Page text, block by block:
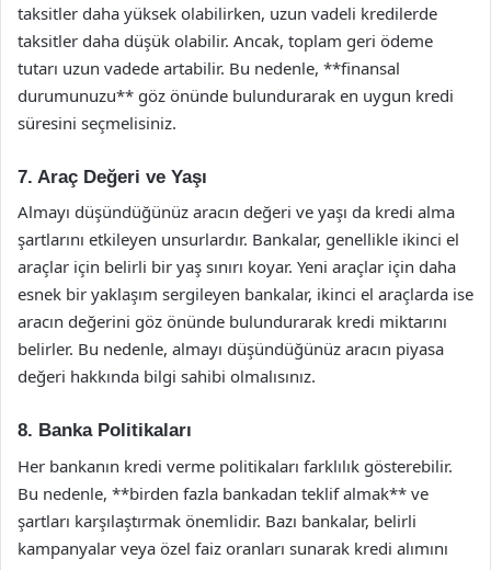
taksitler daha yüksek olabilirken, uzun vadeli kredilerde
taksitler daha düşük olabilir. Ancak, toplam geri ödeme
tutarı uzun vadede artabilir. Bu nedenle, **finansal
durumunuzu** göz önünde bulundurarak en uygun kredi
süresini seçmelisiniz.
7. Araç Değeri ve Yaşı
Almayı düşündüğünüz aracın değeri ve yaşı da kredi alma
şartlarını etkileyen unsurlardır. Bankalar, genellikle ikinci el
araçlar için belirli bir yaş sınırı koyar. Yeni araçlar için daha
esnek bir yaklaşım sergileyen bankalar, ikinci el araçlarda ise
aracın değerini göz önünde bulundurarak kredi miktarını
belirler. Bu nedenle, almayı düşündüğünüz aracın piyasa
değeri hakkında bilgi sahibi olmalısınız.
8. Banka Politikaları
Her bankanın kredi verme politikaları farklılık gösterebilir.
Bu nedenle, **birden fazla bankadan teklif almak** ve
şartları karşılaştırmak önemlidir. Bazı bankalar, belirli
kampanyalar veya özel faiz oranları sunarak kredi alımını